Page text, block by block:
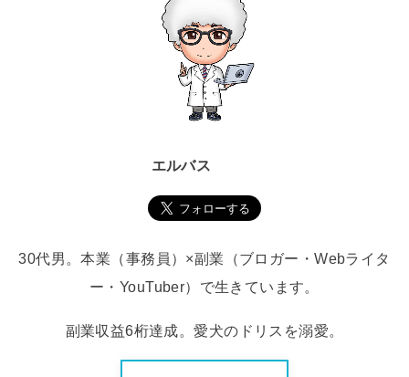
エルバス
30代男。本業（事務員）×副業（ブロガー・Webライタ
ー・YouTuber）で生きています。
副業収益6桁達成。愛犬のドリスを溺愛。